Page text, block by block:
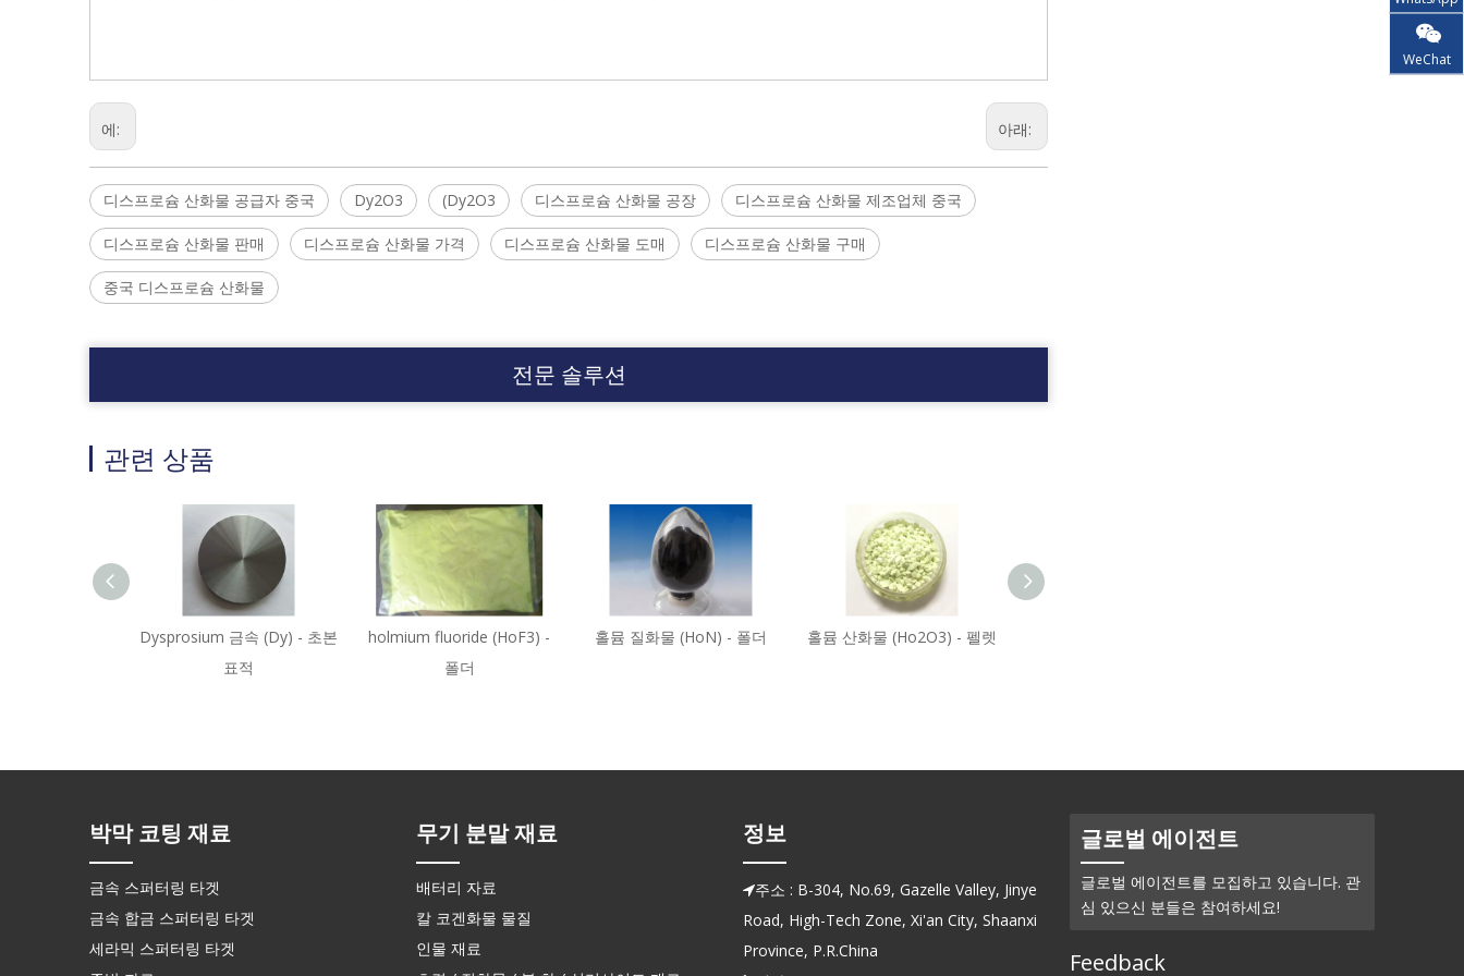
에: 아래:
디스프로슘 산화물 공급자 중국 Dy2O3 (Dy2O3 디스프로슘 산화물 공장 디스프로슘 산화물 제조업체 중국
디스프로슘 산화물 판매 디스프로슘 산화물 가격 디스프로슘 산화물 도매 디스프로슘 산화물 구매
중국 디스프로슘 산화물
전문 솔루션
관련 상품
Dysprosium 금속 (Dy) - 초본
표적
holmium fluoride (HoF3) -
폴더
홀뮴 질화물 (HoN) - 폴더 홀뮴 산화물 (Ho2O3) - 펠렛
박막 코팅 재료
금속 스퍼터링 타겟
금속 합금 스퍼터링 타겟
세라믹 스퍼터링 타겟
WeChat
무기 분말 재료
배터리 자료
칼 코겐화물 물질
인물 재료
정보
주소 : B-304, No.69, Gazelle Valley, Jinye
Road, High-Tech Zone, Xi'an City, Shaanxi
Province, P.R.China
글로벌 에이전트
글로벌 에이전트를 모집하고 있습니다. 관
심 있으신 분들은 참여하세요!
Feedback